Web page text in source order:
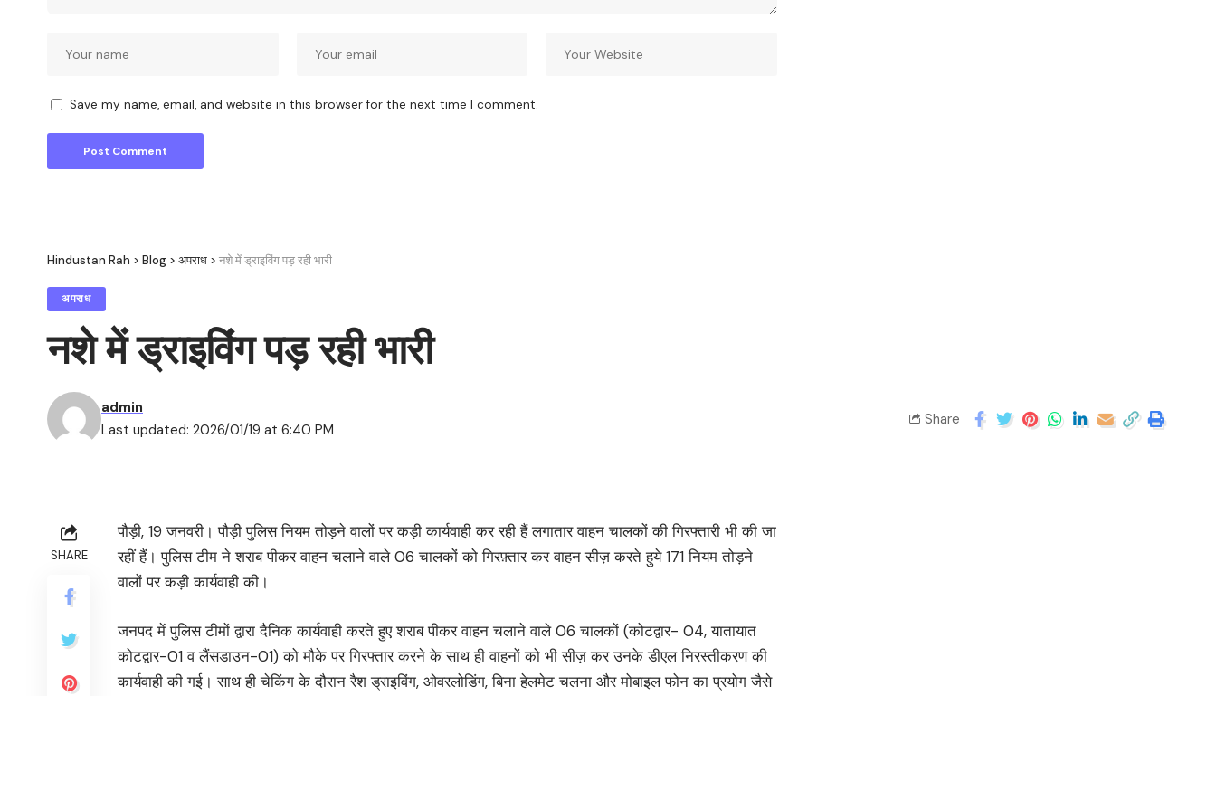
Save my name, email, and website in this browser for the next time I comment.
Hindustan Rah > Blog > अपराध > नशे में ड्राइविंग पड़ रही भारी
अपराध
नशे में ड्राइविंग पड़ रही भारी
Last updated: 2026/01/19 at 6:40 PM
admin
Share